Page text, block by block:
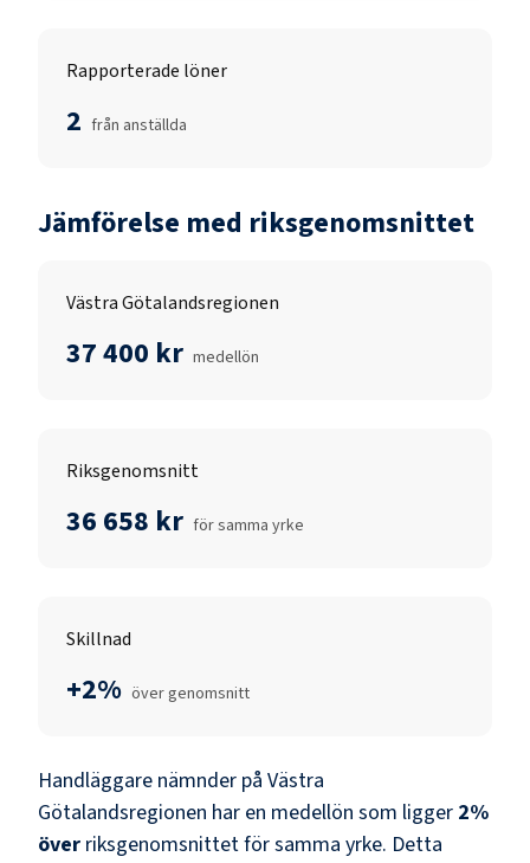
Rapporterade löner
2 från anställda
Jämförelse med riksgenomsnittet
Västra Götalandsregionen
37 400 kr medellön
Riksgenomsnitt
36 658 kr för samma yrke
Skillnad
+2% över genomsnitt
Handläggare nämnder på Västra
Götalandsregionen har en medellön som ligger 2%
över riksgenomsnittet för samma yrke. Detta